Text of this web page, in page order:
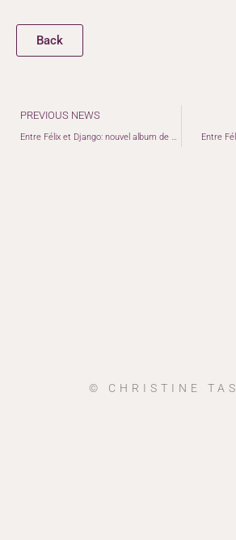
Back
Précédent
PREVIOUS NEWS
Entre Félix et Django: nouvel album de Christine Tassan et les Imposteures ! Entre
© CHRISTINE